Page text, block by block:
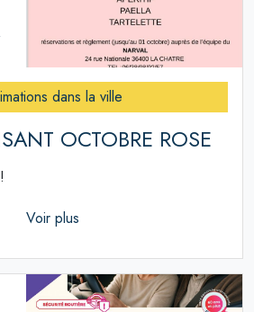
dans la ville
OCTOBRE ROSE
Voir plus